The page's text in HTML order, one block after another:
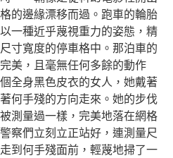
的邊緣漂移而過。跑車的輪胎
一種近乎蔑視重力的姿態，精
寸寬度的停車格中。那泊車的
美，且毫無任何多餘的動作
全身黑色皮衣的女人，她戴著
何手殘的方向走來。她的步伐
測量過一樣，完美地落在網格
察們立刻立正站好，連測量尺
到何手殘面前，輕蔑地掃了一